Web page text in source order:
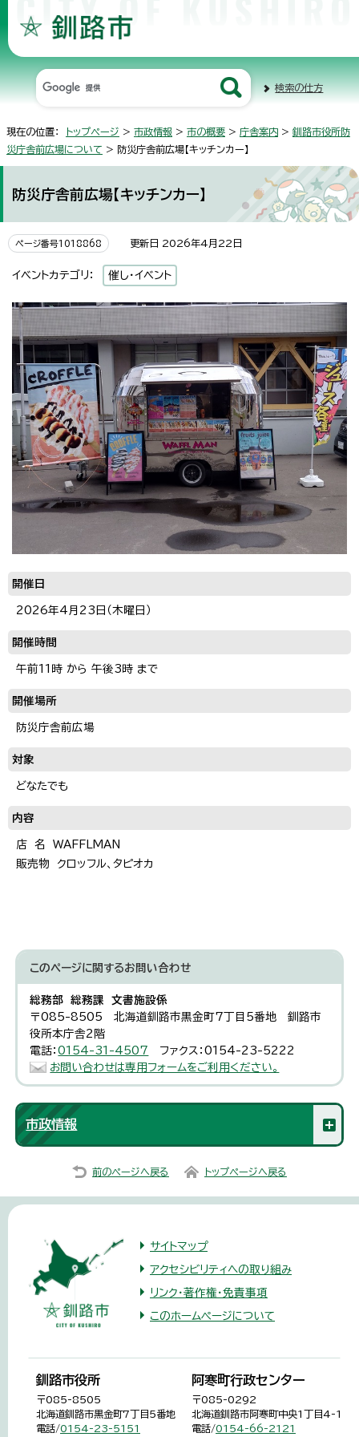
検索の仕方
現在の位置： トップページ > 市政情報 > 市の概要 > 庁舎案内 > 釧路市役所防
災庁舎前広場について > 防災庁舎前広場【キッチンカー】
防災庁舎前広場【キッチンカー】
ページ番号1018868 更新日 2026年4月22日
イベントカテゴリ： 催し・イベント
開催日
2026年4月23日（木曜日）
開催時間
午前11時 から 午後3時 まで
開催場所
防災庁舎前広場
対象
どなたでも
内容
店 名 WAFFLMAN
販売物 クロッフル、タピオカ
このページに関するお問い合わせ
総務部 総務課 文書施設係
〒085-8505 北海道釧路市黒金町7丁目5番地 釧路市
役所本庁舎2階
電話：0154-31-4507
ファクス：0154-23-5222
お問い合わせは専用フォームをご利用ください。
市政情報
前のページへ戻る トップページへ戻る
サイトマップ
アクセシビリティへの取り組み
リンク・著作権・免責事項
このホームページについて
釧路市役所
〒085-8505
北海道釧路市黒金町7丁目5番地
電話/0154-23-5151
阿寒町行政センター
〒085-0292
北海道釧路市阿寒町中央1丁目4-1
電話/0154-66-2121